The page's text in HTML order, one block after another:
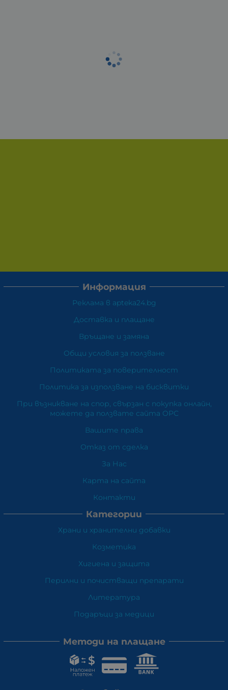
Информация
Реклама в apteka24.bg
Доставка и плащане
Връщане и замяна
Общи условия за ползване
Политиката за поверителност
Политика за използване на бисквитки
При възникване на спор, свързан с покупка онлайн,
можете да ползвате сайта ОРС
Вашите права
Отказ от сделка
За Нас
Карта на сайта
Контакти
Категории
Храни и хранителни добавки
Козметика
Хигиена и защита
Перилни и почистващи препарати
Литература
Подаръци за медици
Методи на плащане